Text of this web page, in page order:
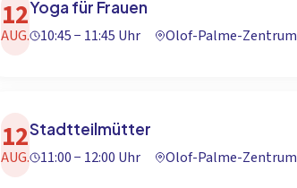
12
AUG.
Yoga für Frauen
10:45 − 11:45 Uhr
Olof-Palme-Zentrum
12
AUG.
Stadtteilmütter
11:00 − 12:00 Uhr
Olof-Palme-Zentrum